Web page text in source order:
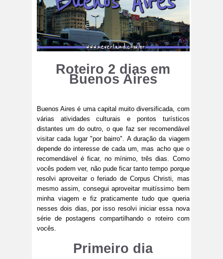
Roteiro 2 dias em
Buenos Aires
Buenos Aires é uma capital muito diversificada, com
várias atividades culturais e pontos turísticos
distantes um do outro, o que faz ser recomendável
visitar cada lugar "por bairro". A duração da viagem
depende do interesse de cada um, mas acho que o
recomendável é ficar, no mínimo, três dias. Como
vocês podem ver, não pude ficar tanto tempo porque
resolvi aproveitar o feriado de Corpus Christi, mas
mesmo assim, consegui aproveitar muitíssimo bem
minha viagem e fiz praticamente tudo que queria
nesses dois dias, por isso resolvi iniciar essa nova
série de postagens compartilhando o roteiro com
vocês.
Primeiro dia